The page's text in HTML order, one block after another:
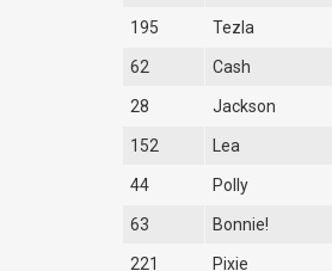
195 Tezla
62 Cash
28 Jackson
152 Lea
44 Polly
63 Bonnie!
221 Pixie